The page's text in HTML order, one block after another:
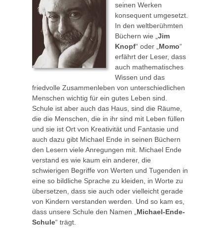
seinen Werken
konsequent umgesetzt.
In den weltberühmten
Büchern wie „ Jim
Knopf“ oder „ Momo“
erfährt der Leser, dass
auch mathematisches
Wissen und das
friedvolle Zusammenleben von unterschiedlichen
Menschen wichtig für ein gutes Leben sind.
Schule ist aber auch das Haus, sind die Räume,
die die Menschen, die in ihr sind mit Leben füllen
und sie ist Ort von Kreativität und Fantasie und
auch dazu gibt Michael Ende in seinen Büchern
den Lesern viele Anregungen mit. Michael Ende
verstand es wie kaum ein anderer, die
schwierigen Begriffe von Werten und Tugenden in
eine so bildliche Sprache zu kleiden, in Worte zu
übersetzen, dass sie auch oder vielleicht gerade
von Kindern verstanden werden. Und so kam es,
dass unsere Schule den Namen „ Michael-Ende-
Schule“ trägt.